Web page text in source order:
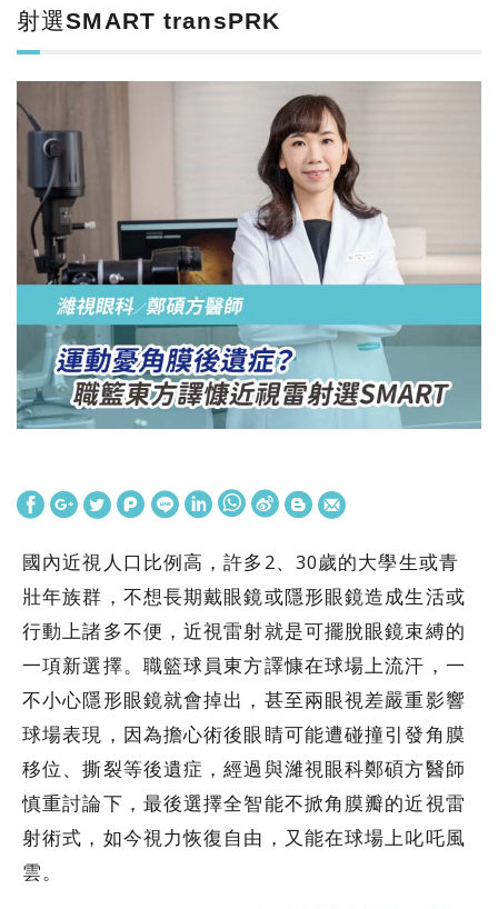
射選SMART transPRK
國內近視人口比例高，許多2、30歲的大學生或青
壯年族群，不想長期戴眼鏡或隱形眼鏡造成生活或
行動上諸多不便，近視雷射就是可擺脫眼鏡束縛的
一項新選擇。職籃球員東方譯慷在球場上流汗，一
不小心隱形眼鏡就會掉出，甚至兩眼視差嚴重影響
球場表現，因為擔心術後眼睛可能遭碰撞引發角膜
移位、撕裂等後遺症，經過與濰視眼科鄭碩方醫師
慎重討論下，最後選擇全智能不掀角膜瓣的近視雷
射術式，如今視力恢復自由，又能在球場上叱吒風
雲。